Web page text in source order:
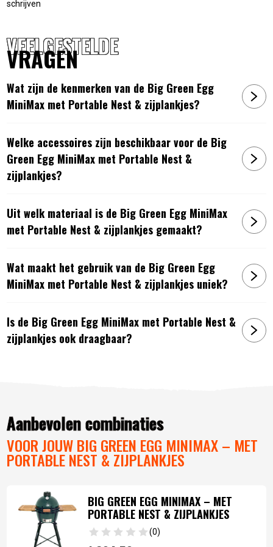
schrijven
VEELGESTELDE
VRAGEN
Wat zijn de kenmerken van de Big Green Egg
MiniMax met Portable Nest & zijplankjes?
Welke accessoires zijn beschikbaar voor de Big
Green Egg MiniMax met Portable Nest &
zijplankjes?
Uit welk materiaal is de Big Green Egg MiniMax
met Portable Nest & zijplankjes gemaakt?
Wat maakt het gebruik van de Big Green Egg
MiniMax met Portable Nest & zijplankjes uniek?
Is de Big Green Egg MiniMax met Portable Nest &
zijplankjes ook draagbaar?
Aanbevolen combinaties
VOOR JOUW BIG GREEN EGG MINIMAX – MET
PORTABLE NEST & ZIJPLANKJES
BIG GREEN EGG MINIMAX – MET
PORTABLE NEST & ZIJPLANKJES
(0)